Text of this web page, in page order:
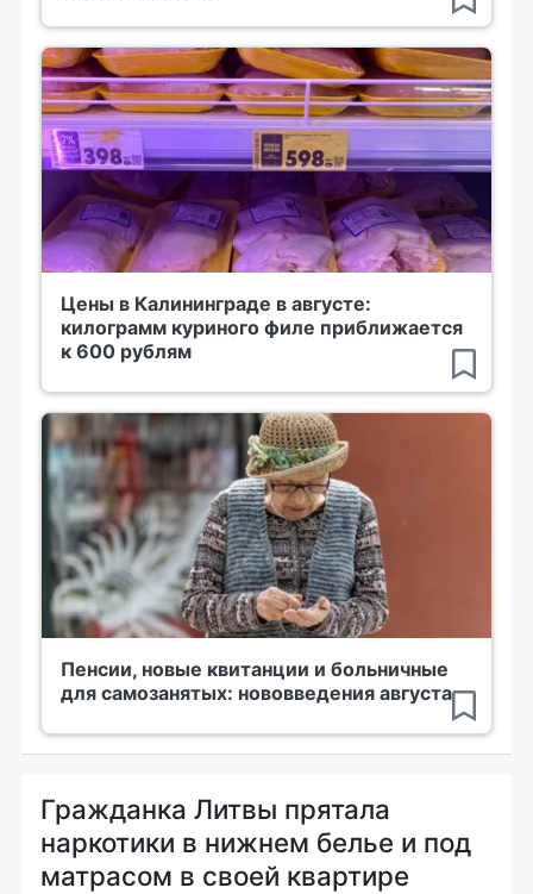
Цены в Калининграде в августе:
килограмм куриного филе приближается
к 600 рублям
Пенсии, новые квитанции и больничные
для самозанятых: нововведения августа
Гражданка Литвы прятала
наркотики в нижнем белье и под
матрасом в своей квартире